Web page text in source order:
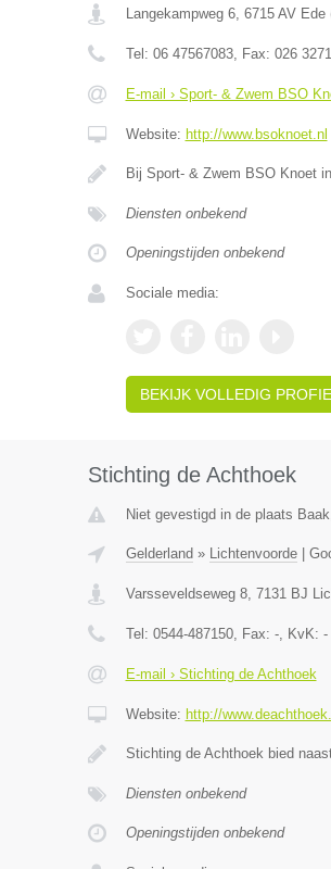
Langekampweg 6, 6715 AV Ede
Tel: 06 47567083, Fax: 026
E-mail › Sport- & Zwem BSO
Website: http://www.bsoknoet.nl
Bij Sport- & Zwem BSO Knoet
Diensten onbekend
Openingstijden onbekend
Sociale media:
BEKIJK VOLLEDIG
Stichting de Achthoek
Niet gevestigd in de plaats
Gelderland » Lichtenvoorde|
Varsseveldseweg 8, 7131 BJ
Tel: 0544-487150, Fax: -, KvK: -
E-mail › Stichting de Achthoek
Website: http://
Stichting de Achthoek bied
Diensten onbekend
Openingstijden onbekend